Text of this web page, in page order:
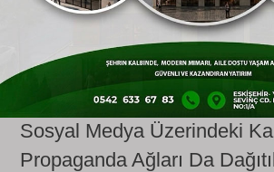
faaliyetlerin sürdürülebilmesi
topladıkları ve bu yolla DEAŞ’a
sağladıkları kanıtlarıyla ortaya
Sosyal Medya Üzerindeki
Propaganda Ağları Da